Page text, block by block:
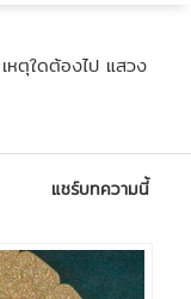
เหตุใดต้องไป แสวง
แชร์บทความนี้